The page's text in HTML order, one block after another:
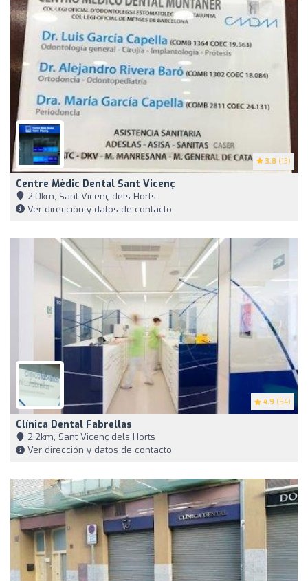
3.8 (13)
Centre Mèdic Dental Sant Vicenç
2,0km, Sant Vicenç dels Horts
Ver dirección y datos de contacto
4.9 (54)
Clínica Dental Fabrellas
2,2km, Sant Vicenç dels Horts
Ver dirección y datos de contacto